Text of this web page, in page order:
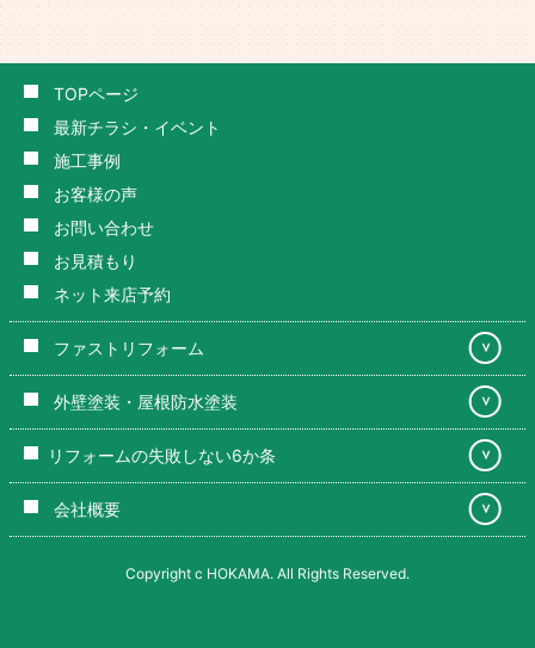
TOPページ
最新チラシ・イベント
施工事例
お客様の声
お問い合わせ
お見積もり
ネット来店予約
ファストリフォーム ＞
外壁塗装・屋根防水塗装 ＞
リフォームの失敗しない6か条 ＞
会社概要 ＞
Copyright c HOKAMA. All Rights Reserved.